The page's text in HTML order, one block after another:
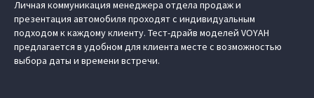
Личная коммуникация менеджера отдела продаж и
презентация автомобиля проходят с индивидуальным
подходом к каждому клиенту. Тест-драйв моделей VOYAH
предлагается в удобном для клиента месте с возможностью
выбора даты и времени встречи.